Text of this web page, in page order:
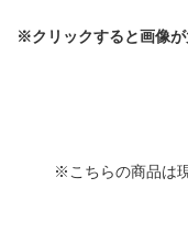
※クリックすると画像が
※こちらの商品は